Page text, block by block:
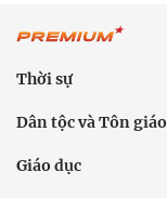
Thời sự
Dân tộc và Tôn giáo
Giáo dục